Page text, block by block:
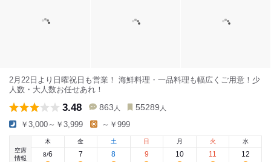
2月22日より日曜祝日も営業！ 海鮮料理・一品料理も幅広くご用意！少
人数・大人数お任せあれ！
3.48 863 人 55289 人
￥3,000～￥3,999 ～￥999
空席
情報
木
8/6
金
7
土
8
日
9
月
10
火
11
水
12